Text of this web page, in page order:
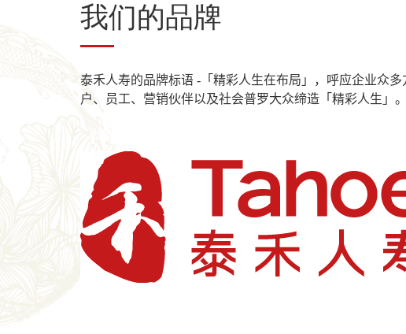
我们的品牌
泰禾人寿的品牌标语 -「精彩人生在布局」，呼应企业众
户、员工、营销伙伴以及社会普罗大众缔造「精彩人生」。